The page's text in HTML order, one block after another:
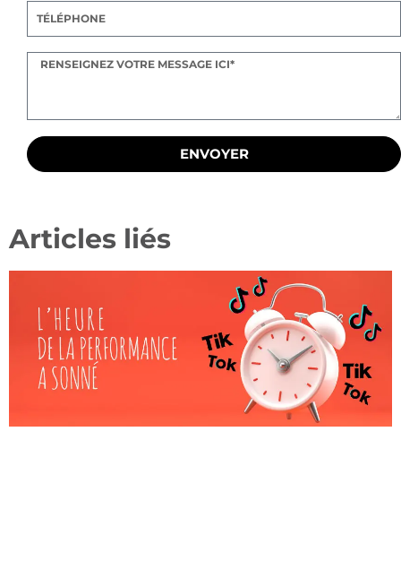
ENVOYER
Articles liés